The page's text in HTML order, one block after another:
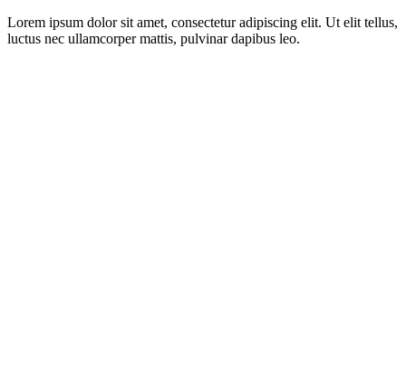
Lorem ipsum dolor sit amet, consectetur adipiscing elit. Ut elit tellus,
luctus nec ullamcorper mattis, pulvinar dapibus leo.